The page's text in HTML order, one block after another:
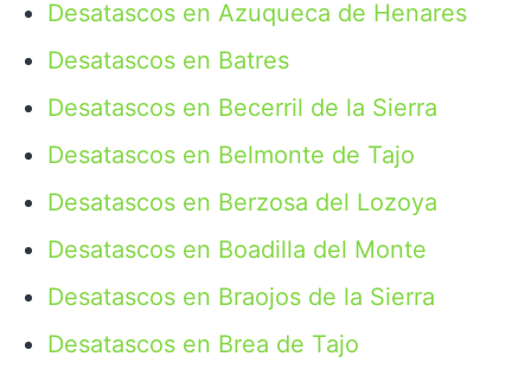
Desatascos en Azuqueca de Henares
Desatascos en Batres
Desatascos en Becerril de la Sierra
Desatascos en Belmonte de Tajo
Desatascos en Berzosa del Lozoya
Desatascos en Boadilla del Monte
Desatascos en Braojos de la Sierra
Desatascos en Brea de Tajo